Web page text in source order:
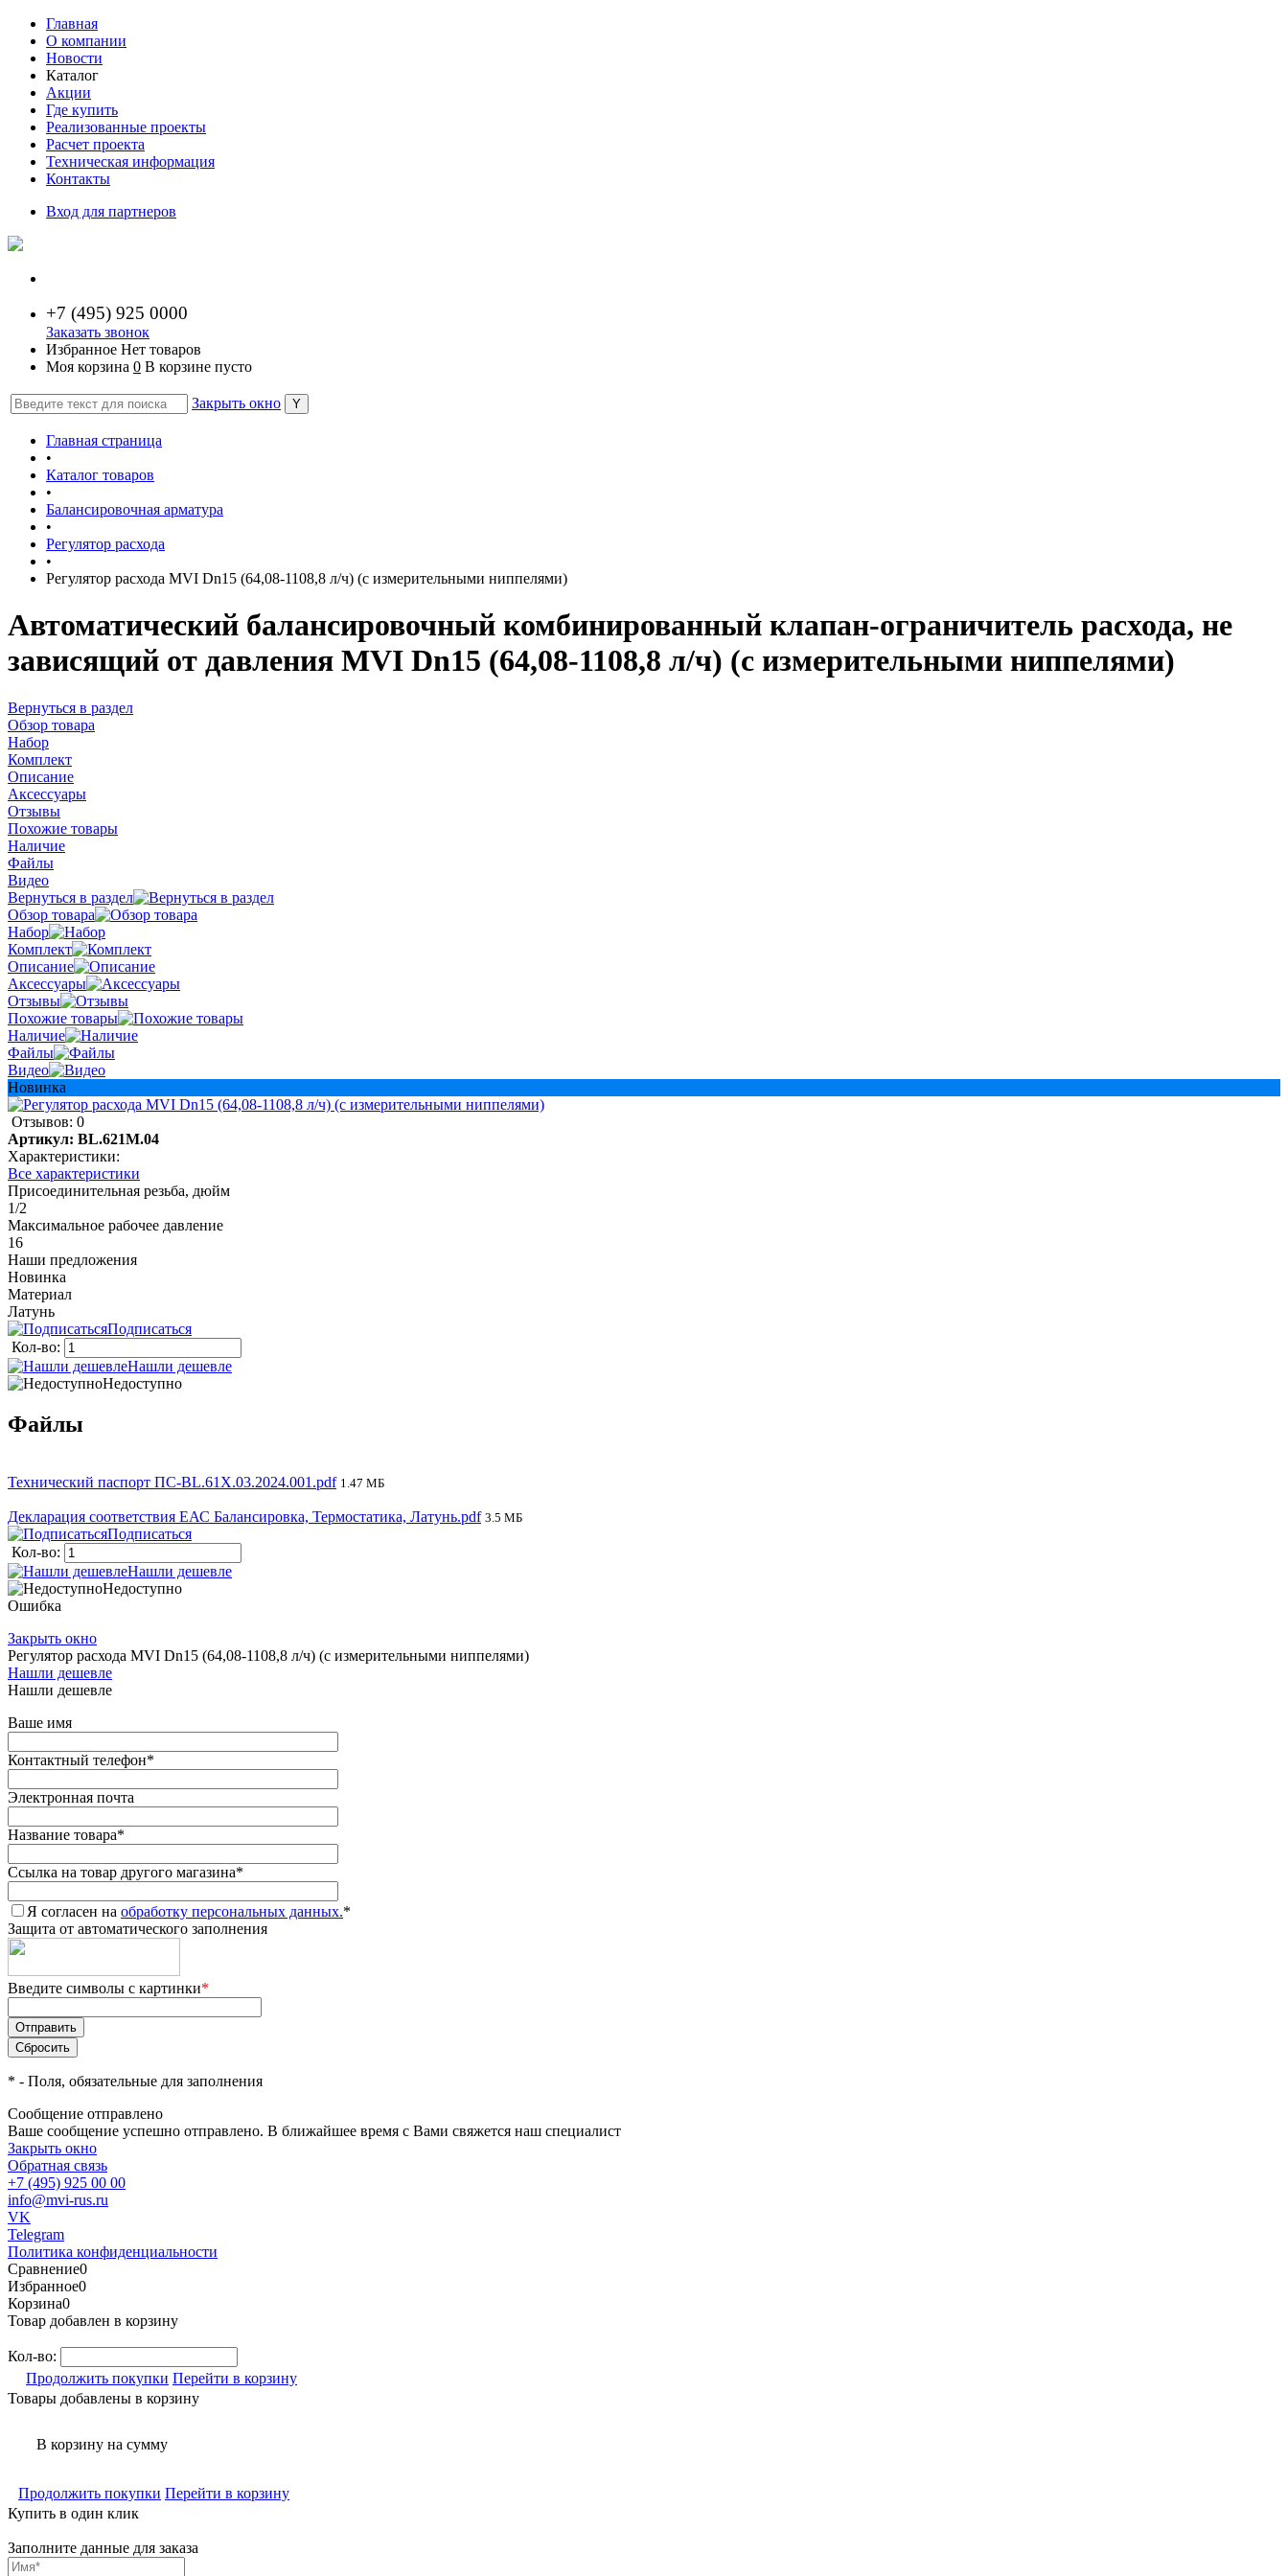
Главная
О компании
Новости
Каталог
Акции
Где купить
Реализованные проекты
Расчет проекта
Техническая информация
Контакты
Вход для партнеров
+7 (495) 925 0000
Заказать звонок
Избранное Нет товаров
Моя корзина 0 В корзине пусто
Закрыть окно
Главная страница
•
Каталог товаров
•
Балансировочная арматура
•
Регулятор расхода
•
Регулятор расхода MVI Dn15 (64,08-1108,8 л/ч) (с измерительными ниппелями)
Автоматический балансировочный комбинированный клапан-ограничитель расхода, не
зависящий от давления MVI Dn15 (64,08-1108,8 л/ч) (с измерительными ниппелями)
Вернуться в раздел
Обзор товара
Набор
Комплект
Описание
Аксессуары
Отзывы
Похожие товары
Наличие
Файлы
Видео
Вернуться в раздел
Обзор товара
Набор
Комплект
Описание
Аксессуары
Отзывы
Похожие товары
Наличие
Файлы
Видео
Новинка
Отзывов: 0
Артикул: BL.621M.04
Характеристики:
Все характеристики
Присоединительная резьба, дюйм
1/2
Максимальное рабочее давление
16
Наши предложения
Новинка
Материал
Латунь
Подписаться
Кол-во:
Нашли дешевле
Недоступно
Файлы
Технический паспорт ПС-BL.61X.03.2024.001.pdf 1.47 МБ
Декларация соответствия ЕАС Балансировка, Термостатика, Латунь.pdf 3.5 МБ
Подписаться
Кол-во:
Нашли дешевле
Недоступно
Ошибка
Закрыть окно
Регулятор расхода MVI Dn15 (64,08-1108,8 л/ч) (с измерительными ниппелями)
Нашли дешевле
Нашли дешевле
Ваше имя
Контактный телефон*
Электронная почта
Название товара*
Ссылка на товар другого магазина*
Я согласен на обработку персональных данных.*
Защита от автоматического заполнения
Введите символы с картинки*
* - Поля, обязательные для заполнения
Сообщение отправлено
Ваше сообщение успешно отправлено. В ближайшее время с Вами свяжется наш специалист
Закрыть окно
Обратная связь
+7 (495) 925 00 00
info@mvi-rus.ru
VK
Telegram
Политика конфиденциальности
Сравнение0
Избранное0
Корзина0
Товар добавлен в корзину
Кол-во:
Продолжить покупки Перейти в корзину
Товары добавлены в корзину
В корзину на сумму
Продолжить покупки Перейти в корзину
Купить в один клик
Заполните данные для заказа